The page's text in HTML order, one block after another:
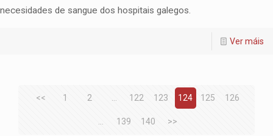
necesidades de sangue dos hospitais galegos.
Ver máis
<< 1 2 122 123 124 125 126
139 140 >>